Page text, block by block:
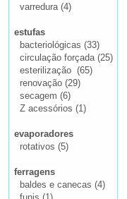
varredura (4)
estufas
bacteriológicas (33)
circulação forçada (25)
esterilização (65)
renovação (29)
secagem (6)
Z acessórios (1)
evaporadores
rotativos (5)
ferragens
baldes e canecas (4)